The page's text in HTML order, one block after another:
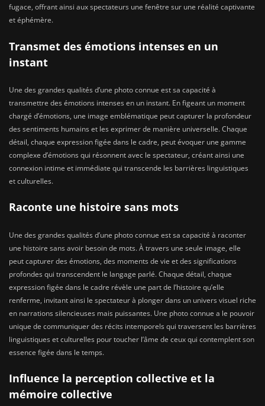
fugace, offrant ainsi aux spectateurs une fenêtre sur une réalité captivante
et éphémère.
Transmet des émotions intenses en un
instant
Une des grandes qualités d’une photo connue est sa capacité à
transmettre des émotions intenses en un instant. En figeant un moment
chargé d’émotions, une image emblématique peut capturer la profondeur
des sentiments humains et les exprimer de manière universelle. Chaque
détail, chaque expression figée dans le cadre, peut évoquer une gamme
complexe d’émotions qui résonnent avec le spectateur, créant ainsi une
connexion intime et immédiate qui transcende les barrières linguistiques
et culturelles.
Raconte une histoire sans mots
Une des grandes qualités d’une photo connue est sa capacité à raconter
une histoire sans avoir besoin de mots. À travers une seule image, elle
peut capturer des émotions, des moments de vie et des significations
profondes qui transcendent le langage parlé. Chaque détail, chaque
expression figée dans le cadre révèle une part de l’histoire qu’elle
renferme, invitant ainsi le spectateur à plonger dans un univers visuel riche
en narrations silencieuses mais puissantes. Une photo connue a le pouvoir
unique de communiquer des récits intemporels qui traversent les barrières
linguistiques et culturelles pour toucher l’âme de ceux qui contemplent son
essence figée dans le temps.
Influence la perception collective et la
mémoire collective